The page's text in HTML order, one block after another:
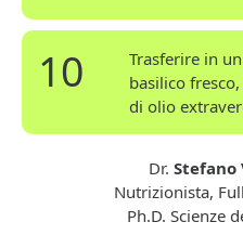
10
Trasferire in
basilico
di olio
Dr. Stefano
Nutrizionista,
Ph.D. Scienze